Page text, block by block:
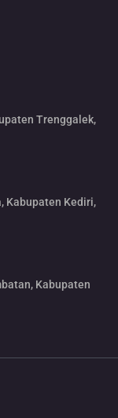
Trenggalek,
Kabupaten Kediri,
Kabupaten